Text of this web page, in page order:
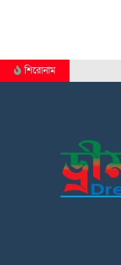
শিরোনাম